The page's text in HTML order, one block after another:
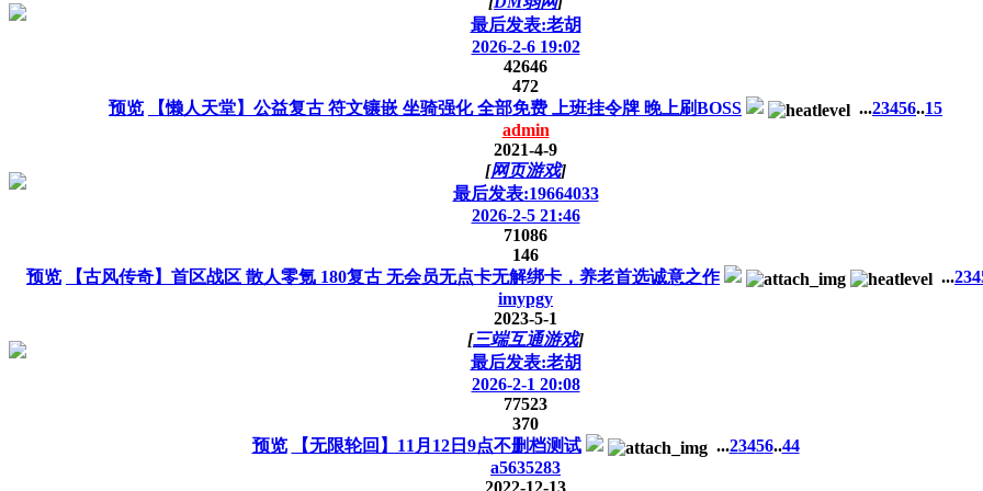
最后发表:老胡
2026-2-6 19:02
42646
472
预览
【懒人天堂】公益复古 符文镶嵌 坐骑强化 全部免费 上班挂令牌 晚上刷BOSS ...23456..15
admin
2021-4-9
[网页游戏]
最后发表:19664033
2026-2-5 21:46
71086
146
预览
【古风传奇】首区战区 散人零氪 180复古 无会员无点卡无解绑卡，养老首选诚意之作 ...234
imypgy
2023-5-1
[三端互通游戏]
最后发表:老胡
2026-2-1 20:08
77523
370
预览
【无限轮回】11月12日9点不删档测试 ...23456..44
a5635283